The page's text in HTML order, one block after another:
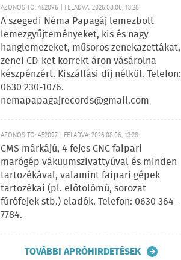
AZONOSÍTÓ: 452096 | FELADVA: 2026.08.06, 13:28
A szegedi Néma Papagáj lemezbolt
lemezgyűjteményeket, kis és nagy
hanglemezeket, műsoros zenekazettákat,
zenei CD-ket korrekt áron vásárolna
készpénzért. Kiszállási díj nélkül. Telefon:
0630 230-1076.
nemapapagajrecords@gmail.com
AZONOSÍTÓ: 452097 | FELADVA: 2026.08.06, 13:28
CMS márkájú, 4 fejes CNC faipari
marógép vákuumszivattyúval és minden
tartozékával, valamint faipari gépek
tartozékai (pl. előtolómű, sorozat
fúrófejek stb.) eladók. Telefon: 0630 364-
7784.
TOVÁBBI APRÓHIRDETÉSEK